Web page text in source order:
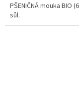
PŠENIČNÁ mouka BIO
sůl.